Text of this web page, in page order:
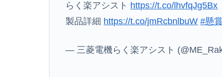
らく楽アシスト https://t.co/lhvfqJg5Bx
製品詳細 https://t.co/jmRcbnlbuW #懸
— 三菱電機らく楽アシスト